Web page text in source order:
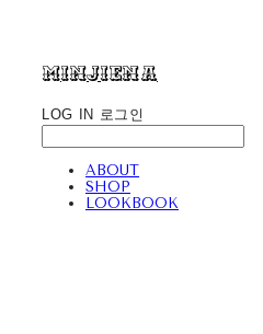
minjiena
LOG IN 로그인
ABOUT
SHOP
LOOKBOOK